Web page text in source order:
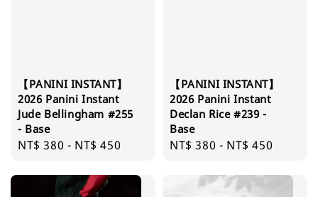
【PANINI INSTANT】
2026 Panini Instant
Jude Bellingham #255
- Base
Regular
NT$ 380 - NT$ 450
【PANINI INSTANT】
2026 Panini Instant
Declan Rice #239 -
Base
Regular
NT$ 380 - NT$ 450